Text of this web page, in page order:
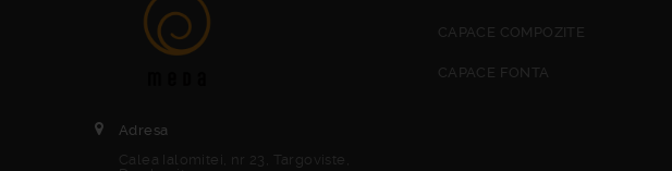
Adresa
Calea Ialomitei, nr 23, Targoviste,
CAPACE COMPOZITE
CAPACE FONTA